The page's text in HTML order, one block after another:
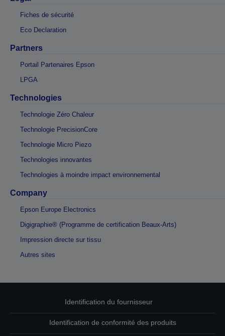
Fiches de sécurité
Eco Declaration
Partners
Portail Partenaires Epson
LPGA
Technologies
Technologie Zéro Chaleur
Technologie PrecisionCore
Technologie Micro Piezo
Technologies innovantes
Technologies à moindre impact environnemental
Company
Epson Europe Electronics
Digigraphie® (Programme de certification Beaux-Arts)
Impression directe sur tissu
Autres sites
Identification du fournisseur
Identification de conformité des produits